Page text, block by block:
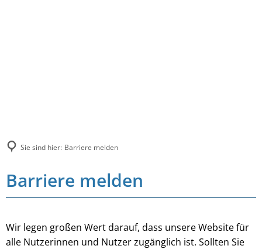
Sie sind hier: Barriere melden
Barriere melden
Wir legen großen Wert darauf, dass unsere Website für
alle Nutzerinnen und Nutzer zugänglich ist. Sollten Sie